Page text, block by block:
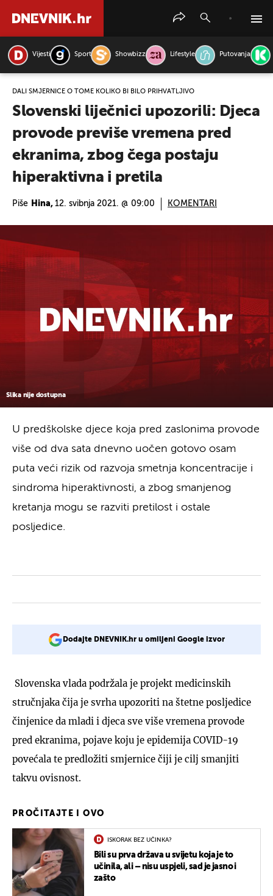
Vijesti Sport Showbizz Lifestyle Putovanja
DALI SMJERNICE O TOME KOLIKO BI BILO PRIHVATLJIVO
Slovenski liječnici upozorili: Djeca
provode previše vremena pred
ekranima, zbog čega postaju
hiperaktivna i pretila
Piše Hina, 12. svibnja 2021. @ 09:00 KOMENTARI
Slika nije dostupna
U predškolske djece koja pred zaslonima provode
više od dva sata dnevno uočen gotovo osam
puta veći rizik od razvoja smetnja koncentracije i
sindroma hiperaktivnosti, a zbog smanjenog
kretanja mogu se razviti pretilost i ostale
posljedice.
Dodajte DNEVNIK.hr u omiljeni Google izvor
Slovenska vlada podržala je projekt medicinskih
stručnjaka čija je svrha upozoriti na štetne posljedice
činjenice da mladi i djeca sve više vremena provode
pred ekranima, pojave koju je epidemija COVID-19
povećala te predložiti smjernice čiji je cilj smanjiti
takvu ovisnost.
PROČITAJTE I OVO
ISKORAK BEZ UČINKA?
Bili su prva država u svijetu koja je to
učinila, ali – nisu uspjeli, sad je jasno i
zašto
PRETRAŽITE VIJESTI